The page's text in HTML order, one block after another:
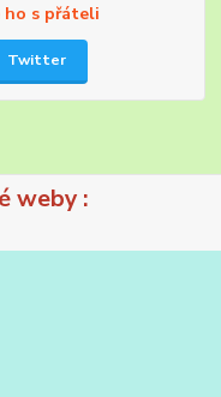
ho s přáteli
Twitter
weby :